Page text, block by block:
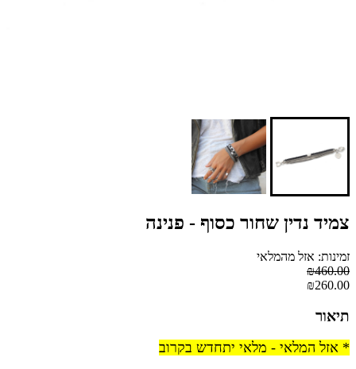
צמיד נדין שחור כסוף - פנינה
זמינות: אזל מהמלאי
₪460.00
₪260.00
תיאור
* אזל המלאי - מלאי יתחדש בקרוב